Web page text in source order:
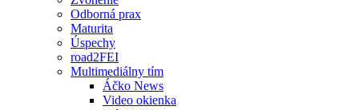
Odborná prax
Maturita
Úspechy
road2FEI
Multimediálny tím
Áčko News
Video okienka